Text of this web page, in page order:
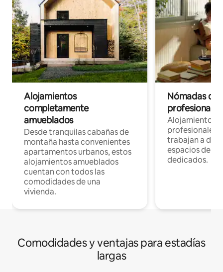
Alojamientos
completamente
amueblados
Desde tranquilas cabañas de
montaña hasta convenientes
apartamentos urbanos, estos
alojamientos amueblados
cuentan con todos las
comodidades de una
vivienda.
Nómadas
Alojamientos
profesionales
trabajan a
espacios de
dedicados.
Comodidades y ventajas para estadías
largas